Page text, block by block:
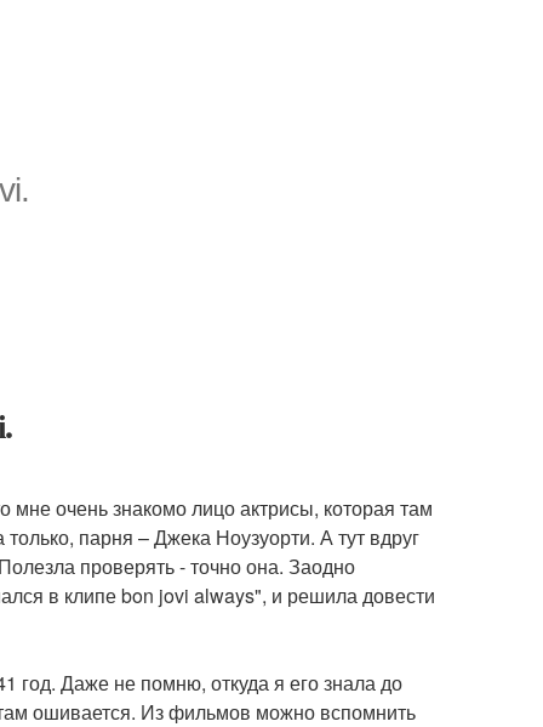
мне очень знакомо лицо актрисы, которая там
парня – Джека Ноузуорти. А тут вдруг
проверять - точно она. Заодно
в клипе bon jovi always", и решила довести
год. Даже не помню, откуда я его знала до
ошивается. Из фильмов можно вспомнить